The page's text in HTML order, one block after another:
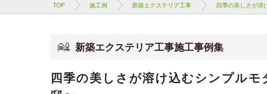
TOP 施工例 新築エクステリア工事 四季の美しさが溶
新築エクステリア工事施工事例集
四季の美しさが溶け込むシンプル